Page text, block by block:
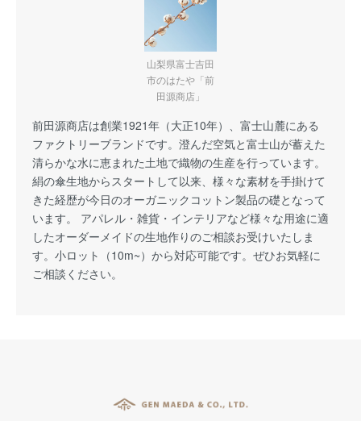
山梨県富士吉田
市のはたや「前
田源商店」
前田源商店は創業1921年（大正10年）、富士山麓にある
ファクトリーブランドです。澄んだ空気と富士山が蓄えた
清らかな水に恵まれた土地で織物の生産を行っています。
絹の傘生地からスタートして以来、様々な素材を手掛けて
きた経歴が今日のオーガニックコットン製品の礎となって
います。 アパレル・雑貨・インテリアなど様々な用途に適
したオーダーメイドの生地作りのご相談お受けいたしま
す。小ロット（10m~）から対応可能です。ぜひお気軽に
ご相談ください。